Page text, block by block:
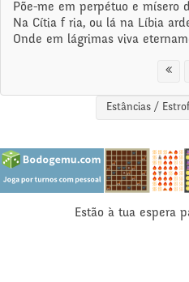
Põe-me em perpétuo e mísero
Na Cítia f ria, ou lá na Líbia
Onde em lágrimas viva
Estâncias /
Estão à tua espera